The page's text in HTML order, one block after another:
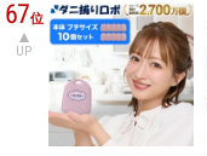
67位
UP